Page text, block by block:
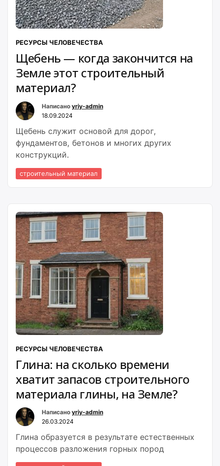
РЕСУРСЫ ЧЕЛОВЕЧЕСТВА
Щебень — когда закончится на
Земле этот строительный
материал?
Написано yriy-admin
18.09.2024
Щебень служит основой для дорог,
фундаментов, бетонов и многих других
конструкций.
строительный материал
РЕСУРСЫ ЧЕЛОВЕЧЕСТВА
Глина: на сколько времени
хватит запасов строительного
материала глины, на Земле?
Написано yriy-admin
26.03.2024
Глина образуется в результате естественных
процессов разложения горных пород